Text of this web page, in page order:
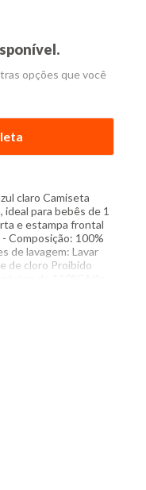
opções que você
claro Camiseta
para bebês de 1
e estampa frontal
Composição: 100%
de lavagem: Lavar
de cloro Proibido
de 110°C Não